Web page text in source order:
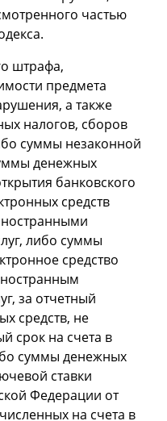
частью
штрафа,
предмета
а также
налогов, сборов
суммы незаконной
денежных
банковского
средств
либо суммы
средство
за отчетный
средств, не
срок на счета в
суммы денежных
ставки
Федерации от
на счета в